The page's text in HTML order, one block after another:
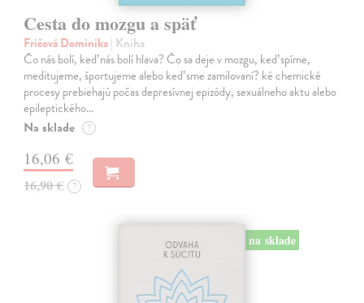
Cesta do mozgu a späť
Fričová Dominika| Kniha
Čo nás bolí, keď nás bolí hlava? Čo sa deje v mozgu, keď spíme,
meditujeme, športujeme alebo keď sme zamilovaní? ké chemické
procesy prebiehajú počas depresívnej epizódy, sexuálneho aktu alebo
epileptického…
Na sklade ?
16,06 €
16,90 € ?
na sklade